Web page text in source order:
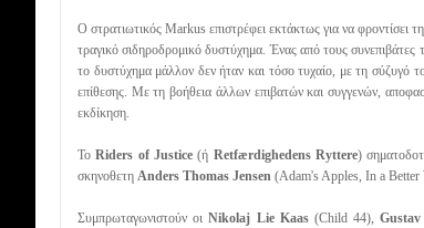
Ο στρατιωτικός Markus επιστρέφει εκτάκτως για να φροντίσει
τραγικό σιδηροδρομικό δυστύχημα. Ένας από τους συνεπιβάτες
το δυστύχημα μάλλον δεν ήταν και τόσο τυχαίο, με τη σύζυγό
επίθεσης. Με τη βοήθεια άλλων επιβατών και συγγενών,
εκδίκηση.
ΤοRiders of Justice(ή Retfærdighedens Ryttere)
σκηνοθετη Anders Thomas Jensen (Adam's Apples, In a Better
Συμπρωταγωνιστούν οιNikolaj Lie Kaas(Child 44),